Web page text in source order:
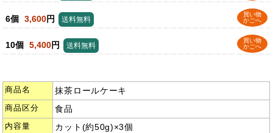
6個 3,600円
買い物
かごへ
送料無料
10個 5,400円
買い物
かごへ
送料無料
商品名 抹茶ロールケーキ
商品区分 食品
内容量 カット(約50g)×3個